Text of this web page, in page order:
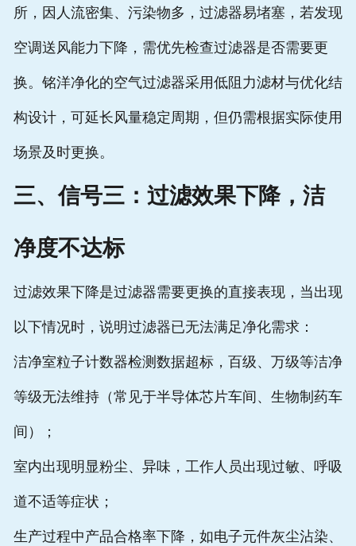
所，因人流密集、污染物多，过滤器易堵塞，若发现
空调送风能力下降，需优先检查过滤器是否需要更
换。铭洋净化的空气过滤器采用低阻力滤材与优化结
构设计，可延长风量稳定周期，但仍需根据实际使用
场景及时更换。
三、信号三：过滤效果下降，洁
净度不达标
过滤效果下降是过滤器需要更换的直接表现，当出现
以下情况时，说明过滤器已无法满足净化需求：
洁净室粒子计数器检测数据超标，百级、万级等洁净
等级无法维持（常见于半导体芯片车间、生物制药车
间）；
室内出现明显粉尘、异味，工作人员出现过敏、呼吸
道不适等症状；
生产过程中产品合格率下降，如电子元件灰尘沾染、